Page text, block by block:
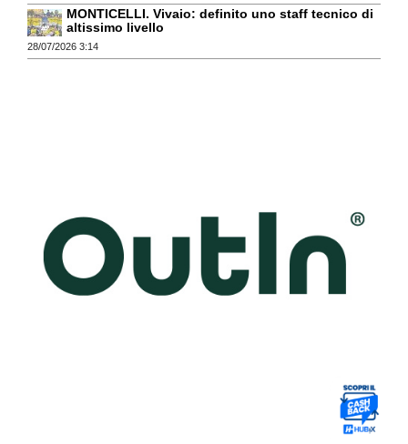
MONTICELLI. Vivaio: definito uno staff tecnico di
altissimo livello
28/07/2026 3:14